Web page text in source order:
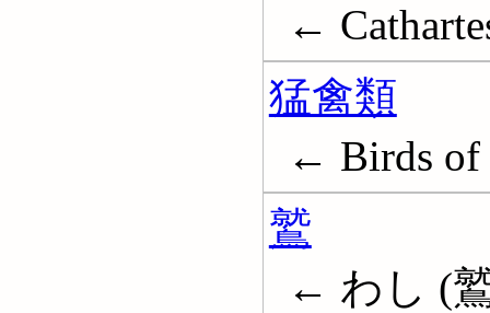
←
猛禽類
← Birds of
鷲
← わし (